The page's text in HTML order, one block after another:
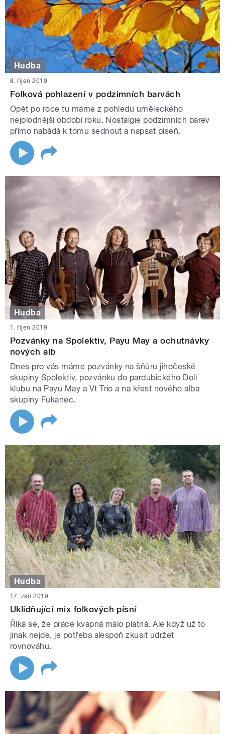
Hudba
8. říjen 2019
Folková pohlazení v podzimních barvách
Opět po roce tu máme z pohledu uměleckého
nejplodnější období roku. Nostalgie podzimních barev
přímo nabádá k tomu sednout a napsat píseň.
Hudba
1. říjen 2019
Pozvánky na Spolektiv, Payu May a ochutnávky
nových alb
Dnes pro vás máme pozvánky na šňůru jihočeské
skupiny Spolektiv, pozvánku do pardubického Doli
klubu na Payu May a Vt Trio a na křest nového alba
skupiny Fukanec.
Hudba
17. září 2019
Uklidňující mix folkových písní
Říká se, že práce kvapná málo platná. Ale když už to
jinak nejde, je potřeba alespoň zkusit udržet
rovnováhu.